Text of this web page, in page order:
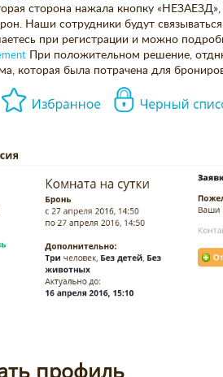
сторона нажала кнопку
Наши сотрудники будут
при регистрации и можно
При положительном решение,
которая была потрачена для
профиль